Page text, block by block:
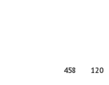
458 120